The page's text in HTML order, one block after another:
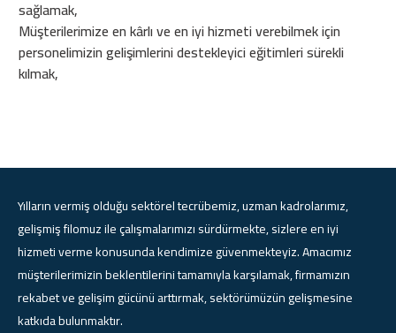
sağlamak,
Müşterilerimize en kârlı ve en iyi hizmeti verebilmek için
personelimizin gelişimlerini destekleyici eğitimleri sürekli
kılmak,
Yılların vermiş olduğu sektörel tecrübemiz, uzman kadrolarımız,
gelişmiş filomuz ile çalışmalarımızı sürdürmekte, sizlere en iyi
hizmeti verme konusunda kendimize güvenmekteyiz. Amacımız
müşterilerimizin beklentilerini tamamıyla karşılamak, firmamızın
rekabet ve gelişim gücünü arttırmak, sektörümüzün gelişmesine
katkıda bulunmaktır.